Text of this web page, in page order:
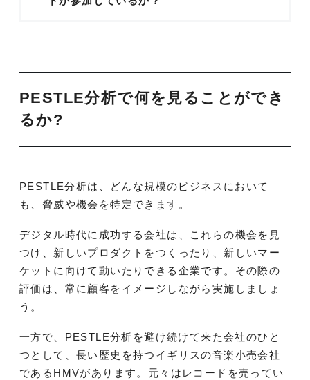
PESTLE分析で何を見ることができ
るか?
PESTLE分析は、どんな規模のビジネスにおいて
も、脅威や機会を特定できます。
デジタル時代に成功する会社は、これらの機会を見
つけ、新しいプロダクトをつくったり、新しいマー
ケットに向けて動いたりできる企業です。その際の
評価は、常に顧客をイメージしながら実施しましょ
う。
一方で、PESTLE分析を避け続けて来た会社のひと
つとして、長い歴史を持つイギリスの音楽小売会社
であるHMVがあります。元々はレコードを売ってい